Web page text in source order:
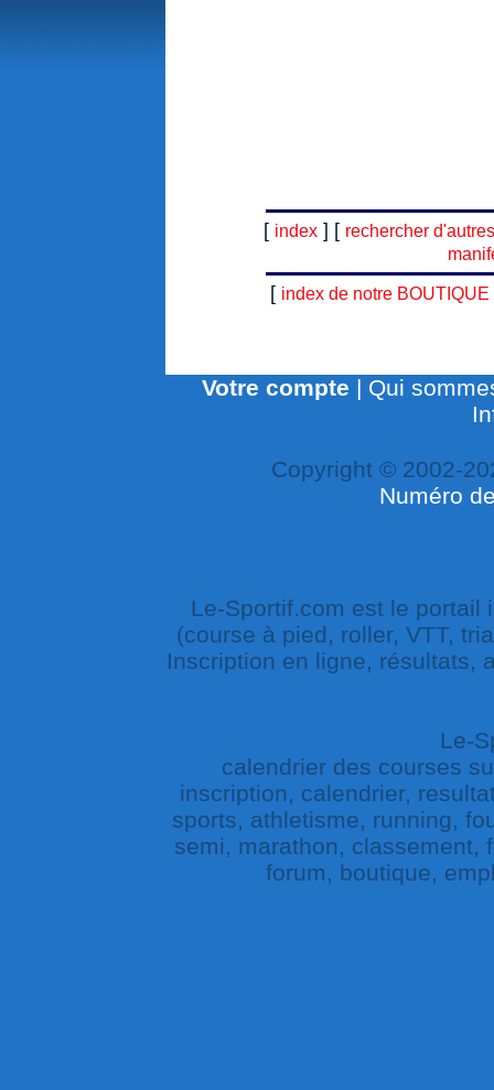
[ index ] [ rechercher
[ index de notre BOUTIQUE
Votre compte | Qui
Copyright © 2002-
Numéro
Le-Sportif.com est le portail
(course à pied, roller, VTT,
Inscription en ligne, résultats,
Le-
calendrier des courses
inscription, calendrier,
sports, athletisme, running,
semi, marathon, classement,
forum, boutique,